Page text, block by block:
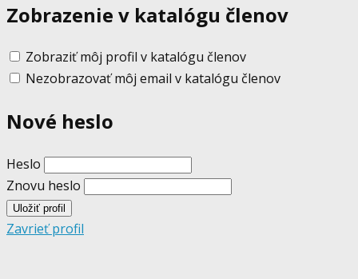
Zobrazenie v katalógu členov
Zobraziť môj profil v katalógu členov
Nezobrazovať môj email v katalógu členov
Nové heslo
Heslo
Znovu heslo
Zavrieť profil